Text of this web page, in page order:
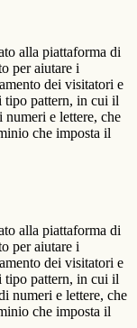
alla piattaforma di
per aiutare i
dei visitatori e
tipo pattern, in cui il
numeri e lettere, che
che imposta il
alla piattaforma di
per aiutare i
dei visitatori e
tipo pattern, in cui il
numeri e lettere, che
che imposta il